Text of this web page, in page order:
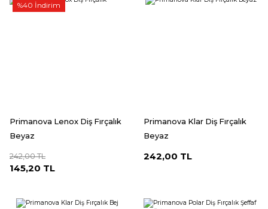
%40 İndirim
Primanova Lenox Diş Fırçalık
Beyaz
242,00 TL
145,20 TL
Primanova Klar Diş Fırçalık
Beyaz
242,00 TL